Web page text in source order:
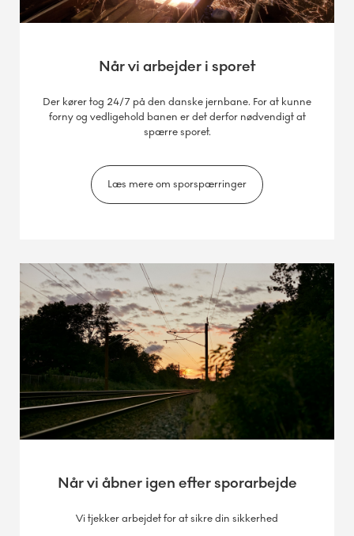
Når vi arbejder i sporet
Der kører tog 24/7 på den danske jernbane. For at kunne
forny og vedligehold banen er det derfor nødvendigt at
spærre sporet.
Læs mere om sporspærringer
Når vi åbner igen efter sporarbejde
Vi tjekker arbejdet for at sikre din sikkerhed